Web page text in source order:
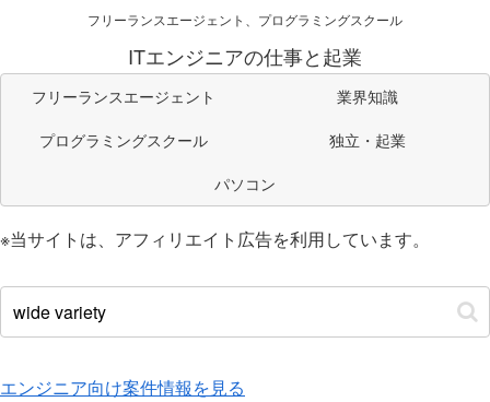
フリーランスエージェント、プログラミングスクール
ITエンジニアの仕事と起業
フリーランスエージェント
業界知識
プログラミングスクール
独立・起業
パソコン
※当サイトは、アフィリエイト広告を利用しています。
エンジニア向け案件情報を見る